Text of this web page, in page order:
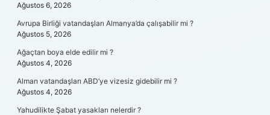
Ağustos 6, 2026
Avrupa Birliği vatandaşları Almanya’da çalışabilir mi ?
Ağustos 5, 2026
Ağaçtan boya elde edilir mi ?
Ağustos 4, 2026
Alman vatandaşları ABD’ye vizesiz gidebilir mi ?
Ağustos 4, 2026
Yahudilikte Şabat yasakları nelerdir ?